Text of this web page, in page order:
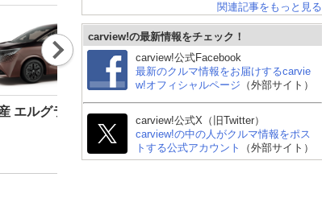
エルグランド
Nex
t
関連記事をもっと見る
carview!の最新情報をチェック！
carview!公式Facebook
最新のクルマ情報をお届けするcarvie
w!オフィシャルページ （外部サイト）
carview!公式X（旧Twitter）
carview!の中の人がクルマ情報をポス
トする公式アカウント
（外部サイト）